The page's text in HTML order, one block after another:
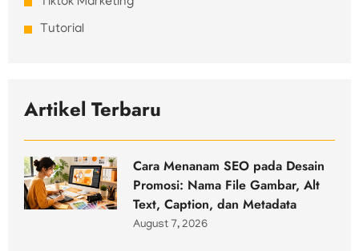
Tutorial
Artikel Terbaru
Cara Menanam SEO pada Desain
Promosi: Nama File Gambar, Alt
Text, Caption, dan Metadata
August 7, 2026